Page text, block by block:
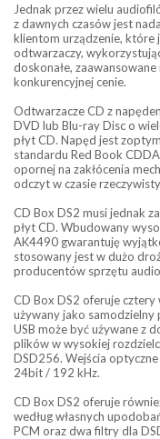
Jednak przez wielu
z dawnych czasów jest
klientom urządzenie, które
odtwarzaczy,
doskonałe,
konkurencyjnej cenie.
Odtwarzacze CD z
DVD lub Blu-ray Disc o
płyt CD. Napęd jest
standardu Red Book
opornej na zakłócenia
odczyt w czasie
CD Box DS2 musi jednak
płyt CD. Wbudowany
AK4490 gwarantuję
stosowany jest w dużo
producentów sprzętu
CD Box DS2 oferuje
używany jako
USB może być używane z
plików w wysokiej
DSD256. Wejścia
24bit / 192 kHz.
CD Box DS2 oferuje
według własnych
PCM oraz dwa filtry dla